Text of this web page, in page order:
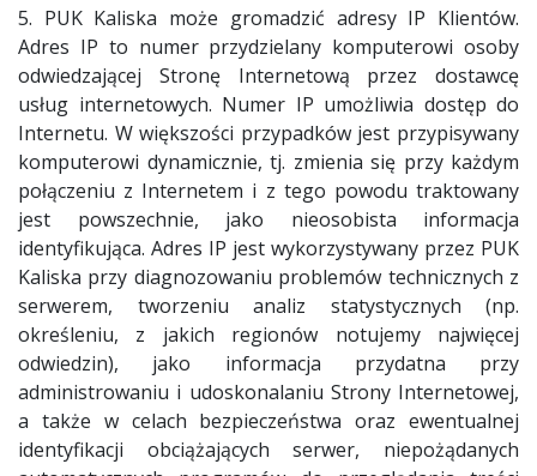
5. PUK Kaliska może gromadzić adresy IP Klientów.
Adres IP to numer przydzielany komputerowi osoby
odwiedzającej Stronę Internetową przez dostawcę
usług internetowych. Numer IP umożliwia dostęp do
Internetu. W większości przypadków jest przypisywany
komputerowi dynamicznie, tj. zmienia się przy każdym
połączeniu z Internetem i z tego powodu traktowany
jest powszechnie, jako nieosobista informacja
identyfikująca. Adres IP jest wykorzystywany przez PUK
Kaliska przy diagnozowaniu problemów technicznych z
serwerem, tworzeniu analiz statystycznych (np.
określeniu, z jakich regionów notujemy najwięcej
odwiedzin), jako informacja przydatna przy
administrowaniu i udoskonalaniu Strony Internetowej,
a także w celach bezpieczeństwa oraz ewentualnej
identyfikacji obciążających serwer, niepożądanych